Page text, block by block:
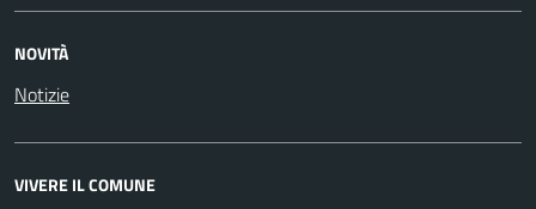
NOVITÀ
Notizie
VIVERE IL COMUNE